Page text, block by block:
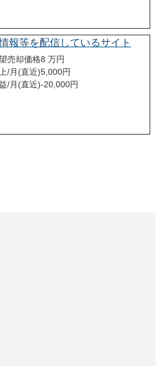
報等を配信しているサイト
売却価格8 万円
/月(直近)5,000円
/月(直近)-20,000円